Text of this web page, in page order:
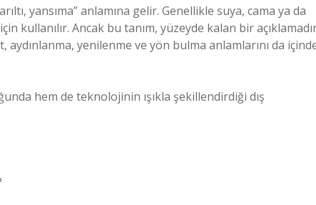
yansıma” anlamına gelir. Genellikle suya, cama ya da
kullanılır. Ancak bu tanım, yüzeyde kalan bir
aydınlanma, yenilenme ve yön bulma anlamlarını da
hem de teknolojinin ışıkla şekillendirdiği dış